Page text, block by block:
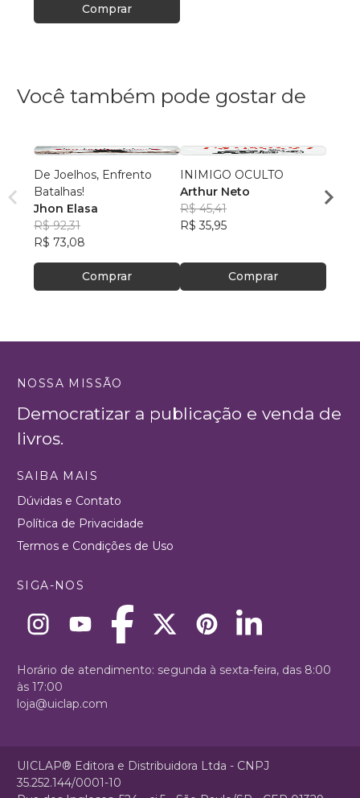
Comprar
Você também pode gostar de
De Joelhos, Enfrento
Batalhas!
Jhon Elasa
R$ 92,31
R$ 73,08
Comprar
INIMIGO OCULTO
Arthur Neto
R$ 45,41
R$ 35,95
Comprar
R$
NOSSA MISSÃO
Democratizar a publicação e venda de
livros.
SAIBA MAIS
Dúvidas e Contato
Política de Privacidade
Termos e Condições de Uso
SIGA-NOS
Horário de atendimento: segunda à sexta-feira, das 8:00
às 17:00
loja@uiclap.com
UICLAP® Editora e Distribuidora Ltda - CNPJ
35.252.144/0001-10